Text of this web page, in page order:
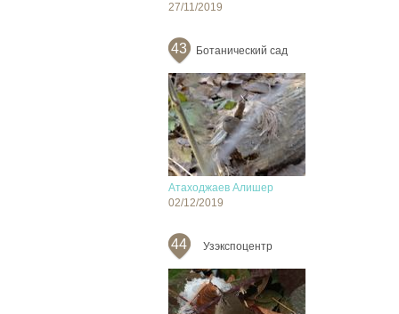
27/11/2019
43 Ботанический сад
Атаходжаев Алишер
02/12/2019
44 Узэкспоцентр